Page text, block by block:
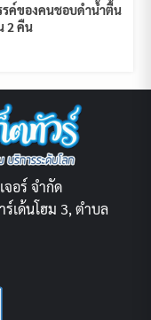
รค์ของคนชอบดำน้ำตื้น
2 คืน
จอร์ จำกัด
เด้นโฮม 3, ตำบล